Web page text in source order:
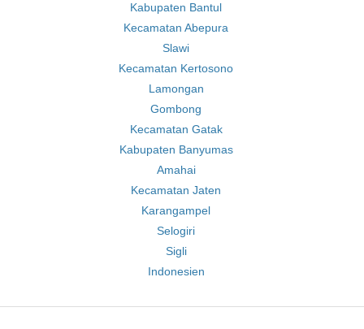
Kabupaten Bantul
Kecamatan Abepura
Slawi
Kecamatan Kertosono
Lamongan
Gombong
Kecamatan Gatak
Kabupaten Banyumas
Amahai
Kecamatan Jaten
Karangampel
Selogiri
Sigli
Indonesien